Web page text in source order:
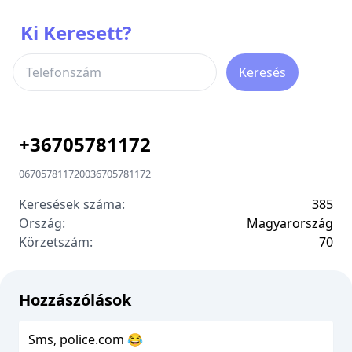
Ki Keresett?
Keresés
+36705781172
067057811720036705781172
Keresések száma:
385
Ország:
Magyarország
Körzetszám:
70
Hozzászólások
Sms, police.com 😂